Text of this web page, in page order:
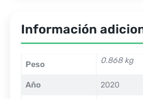
Información
Peso 0.868 kg
Año 2020